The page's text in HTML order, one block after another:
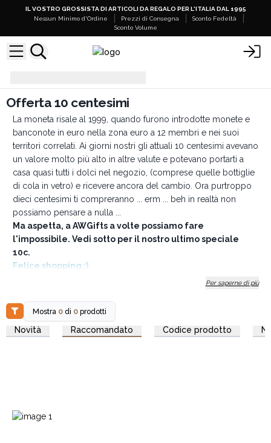
IL VOSTRO GROSSISTA DI ARTICOLI DA REGALO PER L'ITALIA DAL 1995
Nessun Minimo d'Ordine
Prezzi di Consegna
Sconto Fedeltà
Sconto Volume
Offerta 10 centesimi
La moneta risale al 1999, quando furono introdotte monete e
banconote in euro nella zona euro a 12 membri e nei suoi
territori correlati. Ai giorni nostri gli attuali 10 centesimi avevano
un valore molto più alto in altre valute e potevano portarti a
casa quasi tutti i dolci nel negozio, (comprese quelle bottiglie
di cola in vetro) e ricevere ancora del cambio. Ora purtroppo
dieci centesimi ti compreranno ... erm ... beh in realtà non
possiamo pensare a nulla ...
Ma aspetta, a AWGifts a volte possiamo fare
l'impossibile. Vedi sotto per il nostro ultimo speciale
10c.
Felice shopping :)
Per saperne di più
Mostra 0 di 0 prodotti
Novità Raccomandato Codice prodotto